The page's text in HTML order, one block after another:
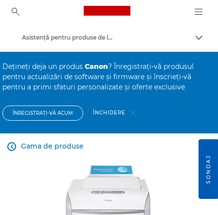
Canon Logo, back to
Asistenţă pentru produse de larg consum
Deţineţi deja un produs Canon? Înregistraţi-vă produsul
pentru actualizări de software şi firmware şi înscrieţi-vă
pentru a primi sfaturi personalizate şi oferte exclusive
ÎNREGISTRAŢI-VĂ ACUM ÎNCHIDERE
Gama de produse

SONDAJ